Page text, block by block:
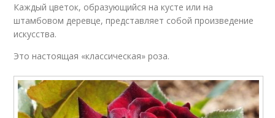
Каждый цветок, образующийся на кусте или на
штамбовом деревце, представляет собой произведение
искусства.
Это настоящая «классическая» роза.